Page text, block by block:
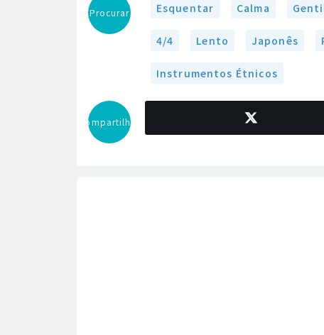
Procurar Esquentar Calma
4/4 Lento Japonês
Instrumentos Étnicos
Compartilhar